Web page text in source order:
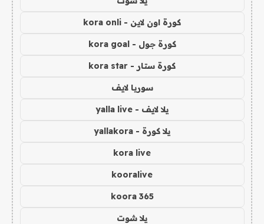
كورة اون لاين - kora onli
كورة جول - kora goal
كورة ستار - kora star
سوريا لايف
يلا لايف - yalla live
يلا كورة - yallakora
kora live
kooralive
koora 365
يلا شوت